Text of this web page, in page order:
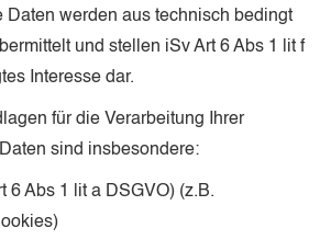
Daten werden aus technisch bedingt
und stellen iSv Art 6 Abs 1 lit f
Interesse dar.
für die Verarbeitung Ihrer
sind insbesondere:
6 Abs 1 lit a DSGVO) (z.B.